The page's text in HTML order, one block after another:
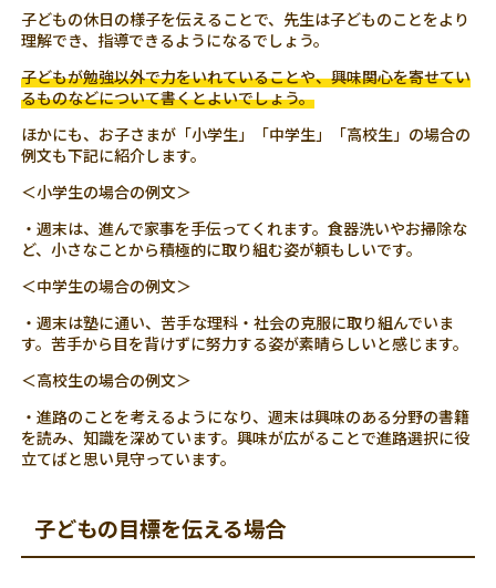
子どもの休日の様子を伝えることで、先生は子どものことをより
理解でき、指導できるようになるでしょう。
子どもが勉強以外で力をいれていることや、興味関心を寄せてい
るものなどについて書くとよいでしょう。
ほかにも、お子さまが「小学生」「中学生」「高校生」の場合の
例文も下記に紹介します。
＜小学生の場合の例文＞
・週末は、進んで家事を手伝ってくれます。食器洗いやお掃除な
ど、小さなことから積極的に取り組む姿が頼もしいです。
＜中学生の場合の例文＞
・週末は塾に通い、苦手な理科・社会の克服に取り組んでいま
す。苦手から目を背けずに努力する姿が素晴らしいと感じます。
＜高校生の場合の例文＞
・進路のことを考えるようになり、週末は興味のある分野の書籍
を読み、知識を深めています。興味が広がることで進路選択に役
立てばと思い見守っています。
子どもの目標を伝える場合